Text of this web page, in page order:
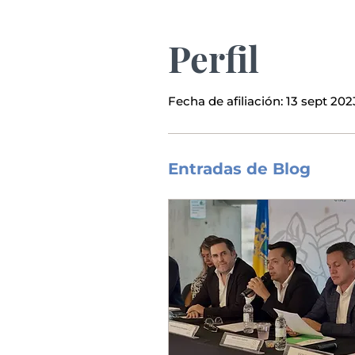
Perfil
Fecha de afiliación: 13 sept
Entradas de Blog